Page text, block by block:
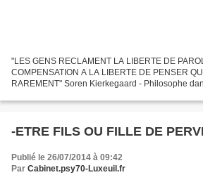
"LES GENS RECLAMENT LA LIBERTE DE
COMPENSATION A LA LIBERTE DE PENSER
RAREMENT" Soren Kierkegaard - Philosophe
l’Europe occidentale,...
-ETRE FILS OU FILLE DE
Publié le 26/07/2014 à 09:42
Par Cabinet.psy70-Luxeuil.fr